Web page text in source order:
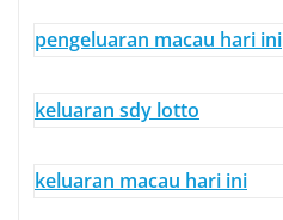
pengeluaran macau hari ini
keluaran sdy lotto
keluaran macau hari ini